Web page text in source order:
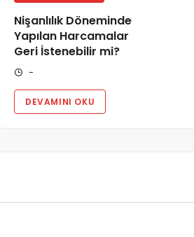
Nişanlılık Döneminde
Yapılan Harcamalar
Geri İstenebilir mi?
-
DEVAMINI OKU